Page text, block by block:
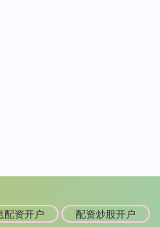
配资开户 配资炒股开户